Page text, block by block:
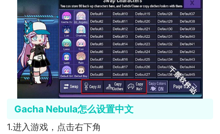
Gacha Nebula怎么设置中文
1.进入游戏，点击右下角